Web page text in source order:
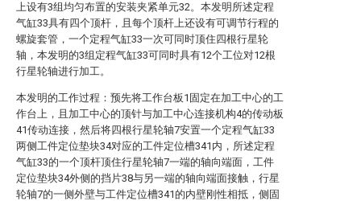
上设有3组均匀布置的安装夹紧单元32。本发明所述定程
气缸33具有四个顶杆，且每个顶杆上还设有可调节行程的
螺旋套管，一个定程气缸33一次可同时顶住四根行星轮
轴，本发明的3组定程气缸33可同时具有12个工位对12根
行星轮轴进行加工。
本发明的工作过程：预先将工作台板1固定在加工中心的工
作台上，且加工中心的顶针与加工中心连接机构4的传动板
41传动连接，然后将四根行星轮轴7安置一个定程气缸33
两侧工件定位垫块34对应的工件定位槽341内，所述定程
气缸33的一个顶杆顶住行星轮轴7一端的轴向端面，工件
定位垫块34外侧的挡片38与另一端的轴向端面接触，行星
轮轴7的一侧外壁与工件定位槽341的内壁刚性相抵，侧固